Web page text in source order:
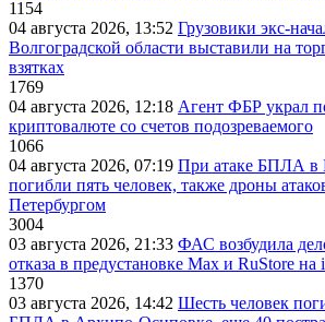
1154
04 августа 2026, 13:52 Грузовики экс-
Волгоградской области выставили на
взятках
1769
04 августа 2026, 12:18 Агент ФБР украл
криптовалюте со счетов подозреваемого
1066
04 августа 2026, 07:19 При атаке БПЛА в
погибли пять человек, также дроны
Петербургом
3004
03 августа 2026, 21:33 ФАС возбудила
отказа в предустановке Max и RuStore на
1370
03 августа 2026, 14:42 Шесть человек